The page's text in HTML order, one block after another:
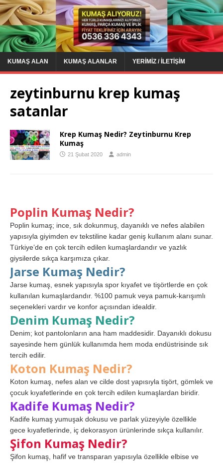
KUMAŞ ALAN KUMAŞ ALANLAR YERIMIZ / İLETIŞIM
zeytinburnu krep kumaş
satanlar
Krep Kumaş Nedir? Zeytinburnu Krep
Kumaş
21 Şubat 2020 admin
Poplin Kumaş Nedir?
Poplin kumaş; ince, sık dokunmuş, dayanıklı ve nefes alabilen
yapısıyla giyimden ev tekstiline kadar geniş kullanım alanı sunar.
Türkiye’de en çok tercih edilen kumaşlardandır ve yazlık
giysilerde sıkça karşımıza çıkar.
Jarse Kumaş Nedir?
Jarse kumaş, esnek yapısıyla spor kıyafet ve tişörtlerde en çok
kullanılan kumaşlardandır. %100 pamuk veya pamuk-karışımlı
seçenekleri vardır ve konfor açısından idealdir.
Denim Kumaş Nedir?
Denim; kot pantolonların ana ham maddesidir. Dayanıklı dokusu
sayesinde hem günlük kullanımda hem moda endüstrisinde sık
tercih edilir.
Koton Kumaş Nedir?
Koton kumaş, nefes alan ve cilde dost yapısıyla tişört, gömlek ve
çocuk kıyafetlerinde en çok tercih edilen kumaşlardan biridir.
Kadife Kumaş Nedir?
Kadife kumaş yumuşak dokusu ve parlak yüzeyiyle özellikle
gece kıyafetlerinde, iç dekorasyon ürünlerinde sıkça kullanılır.
Şifon Kumaş Nedir?
Şifon kumaş, hafif ve transparan yapısıyla özellikle elbise ve